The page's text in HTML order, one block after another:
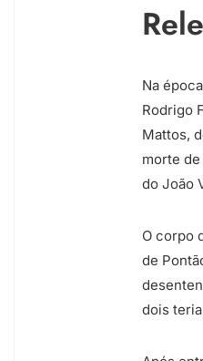
Na
Rodrigo
Mattos,
morte
do João
O corpo
de
dois